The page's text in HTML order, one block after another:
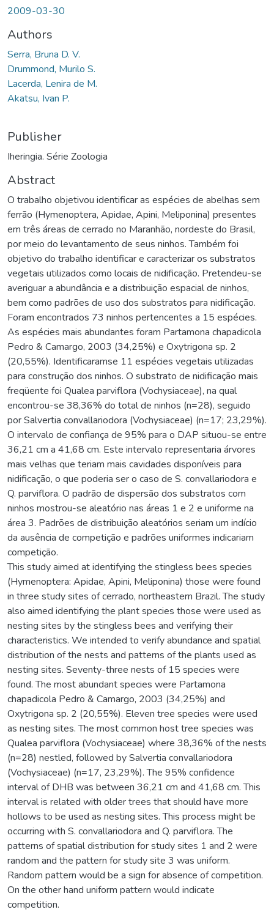
2009-03-30
Authors
Serra, Bruna D. V.
Drummond, Murilo S.
Lacerda, Lenira de M.
Akatsu, Ivan P.
Publisher
Iheringia. Série Zoologia
Abstract
O trabalho objetivou identificar as espécies de abelhas sem
ferrão (Hymenoptera, Apidae, Apini, Meliponina) presentes
em três áreas de cerrado no Maranhão, nordeste do Brasil,
por meio do levantamento de seus ninhos. Também foi
objetivo do trabalho identificar e caracterizar os substratos
vegetais utilizados como locais de nidificação. Pretendeu-se
averiguar a abundância e a distribuição espacial de ninhos,
bem como padrões de uso dos substratos para nidificação.
Foram encontrados 73 ninhos pertencentes a 15 espécies.
As espécies mais abundantes foram Partamona chapadicola
Pedro & Camargo, 2003 (34,25%) e Oxytrigona sp. 2
(20,55%). Identificaramse 11 espécies vegetais utilizadas
para construção dos ninhos. O substrato de nidificação mais
freqüente foi Qualea parviflora (Vochysiaceae), na qual
encontrou-se 38,36% do total de ninhos (n=28), seguido
por Salvertia convallariodora (Vochysiaceae) (n=17; 23,29%).
O intervalo de confiança de 95% para o DAP situou-se entre
36,21 cm a 41,68 cm. Este intervalo representaria árvores
mais velhas que teriam mais cavidades disponíveis para
nidificação, o que poderia ser o caso de S. convallariodora e
Q. parviflora. O padrão de dispersão dos substratos com
ninhos mostrou-se aleatório nas áreas 1 e 2 e uniforme na
área 3. Padrões de distribuição aleatórios seriam um indício
da ausência de competição e padrões uniformes indicariam
competição.
This study aimed at identifying the stingless bees species
(Hymenoptera: Apidae, Apini, Meliponina) those were found
in three study sites of cerrado, northeastern Brazil. The study
also aimed identifying the plant species those were used as
nesting sites by the stingless bees and verifying their
characteristics. We intended to verify abundance and spatial
distribution of the nests and patterns of the plants used as
nesting sites. Seventy-three nests of 15 species were
found. The most abundant species were Partamona
chapadicola Pedro & Camargo, 2003 (34,25%) and
Oxytrigona sp. 2 (20,55%). Eleven tree species were used
as nesting sites. The most common host tree species was
Qualea parviflora (Vochysiaceae) where 38,36% of the nests
(n=28) nestled, followed by Salvertia convallariodora
(Vochysiaceae) (n=17, 23,29%). The 95% confidence
interval of DHB was between 36,21 cm and 41,68 cm. This
interval is related with older trees that should have more
hollows to be used as nesting sites. This process might be
occurring with S. convallariodora and Q. parviflora. The
patterns of spatial distribution for study sites 1 and 2 were
random and the pattern for study site 3 was uniform.
Random pattern would be a sign for absence of competition.
On the other hand uniform pattern would indicate
competition.